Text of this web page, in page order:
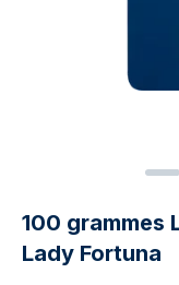
100 grammes
Lady Fortuna